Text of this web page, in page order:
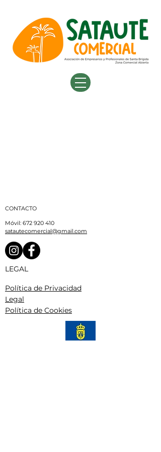
CONTACTO
Móvil: 672 920 410
satautecomercial@gmail.com
LEGAL
Política de Privacidad
Legal
Política de Cookies